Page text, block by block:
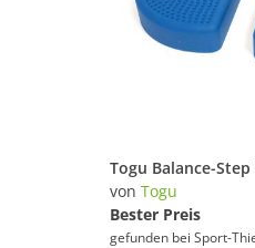
von Togu
Bester Preis
gefunden bei Sport-